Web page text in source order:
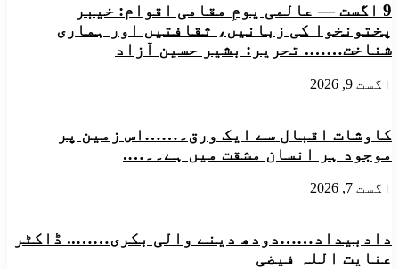
9 اگست — عالمی یومِ مقامی اقوام: خیبر
پختونخوا کی زبانیں، ثقافتیں اور ہماری
شناخت……. تحریر: بشیر حسین آزاد
اگست 9, 2026
کاوشات اقبال سے ایک ورق۔……اس زمین پر
موجود ہر انسان مشقت میں ہے۔۔….
اگست 7, 2026
​دادبیداد……دودھ دینے والی بکری…….. ڈاکٹر
عنایت اللہ فیضی